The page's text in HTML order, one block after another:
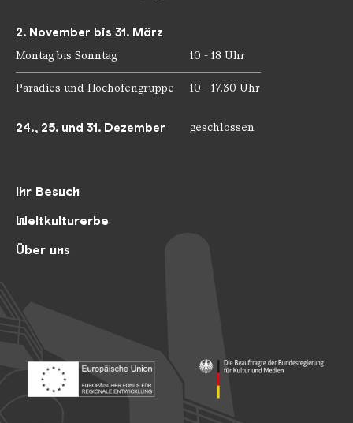
Ihr Besuch
Weltkulturerbe
Über uns
2. November bis 31. März
Montag bis Sonntag 10 - 18 Uhr
Paradies und Hochofengruppe 10 - 17.30 Uhr
24., 25. und 31. Dezember geschlossen